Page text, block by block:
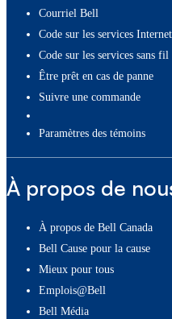
Courriel Bell
Code sur les services Internet
Code sur les services sans fil
Être prêt en cas de panne
Suivre une commande
paramètres des témoins
À propos de
À propos de Bell Canada
Bell Cause pour la cause
Mieux pour tous
Emplois@Bell
Bell Média